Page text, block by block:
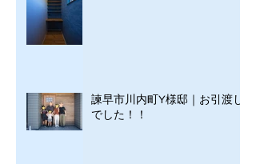
諫早市川内町Y様邸｜お引渡し
でした！！